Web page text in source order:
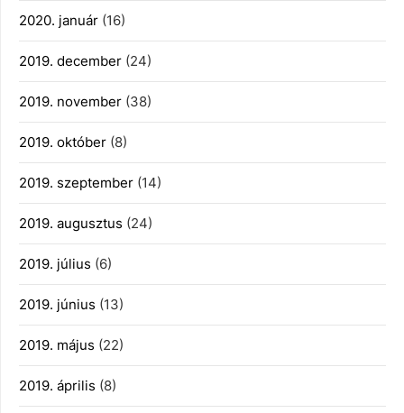
2020. január (16)
2019. december (24)
2019. november (38)
2019. október (8)
2019. szeptember (14)
2019. augusztus (24)
2019. július (6)
2019. június (13)
2019. május (22)
2019. április (8)